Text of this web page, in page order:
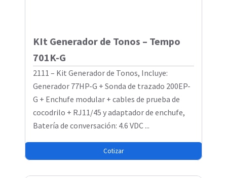
KIt Generador de Tonos – Tempo
701K-G
2111 – Kit Generador de Tonos, Incluye:
Generador 77HP-G + Sonda de trazado 200EP-
G + Enchufe modular + cables de prueba de
cocodrilo + RJ11/45 y adaptador de enchufe,
Batería de conversación: 4.6 VDC ...
Cotizar